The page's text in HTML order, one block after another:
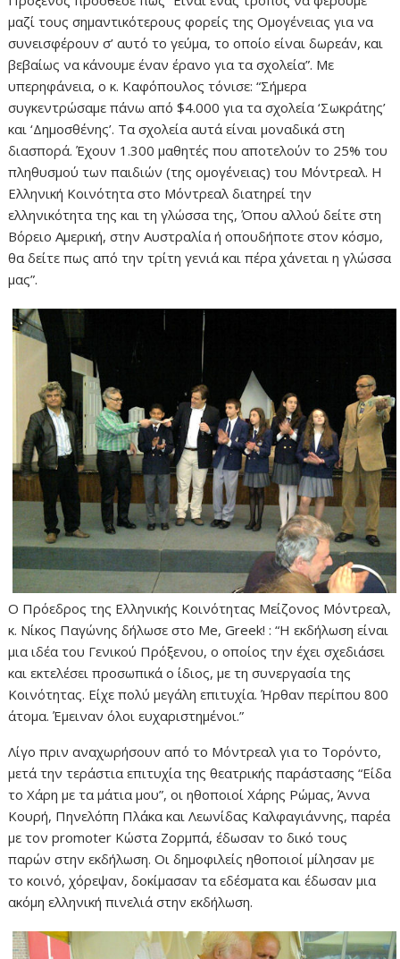
μαζί τους σημαντικότερους φορείς της Ομογένειας για να
συνεισφέρουν σ’ αυτό το γεύμα, το οποίο είναι δωρεάν, και
βεβαίως να κάνουμε έναν έρανο για τα σχολεία”. Με
υπερηφάνεια, ο κ. Καφόπουλος τόνισε: “Σήμερα
συγκεντρώσαμε πάνω από $4.000 για τα σχολεία ‘Σωκράτης’
και ‘Δημοσθένης’. Τα σχολεία αυτά είναι μοναδικά στη
διασπορά. Έχουν 1.300 μαθητές που αποτελούν το 25% του
πληθυσμού των παιδιών (της ομογένειας) του Μόντρεαλ. Η
Ελληνική Κοινότητα στο Μόντρεαλ διατηρεί την
ελληνικότητα της και τη γλώσσα της, Όπου αλλού δείτε στη
Βόρειο Αμερική, στην Αυστραλία ή οπουδήποτε στον κόσμο,
θα δείτε πως από την τρίτη γενιά και πέρα χάνεται η γλώσσα
μας”.
Ο Πρόεδρος της Ελληνικής Κοινότητας Μείζονος Μόντρεαλ,
κ. Νίκος Παγώνης δήλωσε στο Me, Greek! : “Η εκδήλωση είναι
μια ιδέα του Γενικού Πρόξενου, ο οποίος την έχει σχεδιάσει
και εκτελέσει προσωπικά ο ίδιος, με τη συνεργασία της
Κοινότητας. Είχε πολύ μεγάλη επιτυχία. Ήρθαν περίπου 800
άτομα. Έμειναν όλοι ευχαριστημένοι.”
Λίγο πριν αναχωρήσουν από το Μόντρεαλ για το Τορόντο,
μετά την τεράστια επιτυχία της θεατρικής παράστασης “Είδα
το Χάρη με τα μάτια μου”, οι ηθοποιοί Χάρης Ρώμας, Άννα
Κουρή, Πηνελόπη Πλάκα και Λεωνίδας Καλφαγιάννης, παρέα
με τον promoter Κώστα Ζορμπά, έδωσαν το δικό τους
παρών στην εκδήλωση. Οι δημοφιλείς ηθοποιοί μίλησαν με
το κοινό, χόρεψαν, δοκίμασαν τα εδέσματα και έδωσαν μια
ακόμη ελληνική πινελιά στην εκδήλωση.